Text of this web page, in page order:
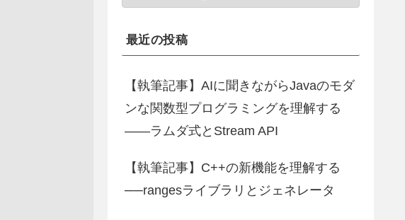
最近の投稿
【執筆記事】AIに聞きながらJavaのモダ
ンな関数型プログラミングを理解する
――ラムダ式とStream API
【執筆記事】C++の新機能を理解する
──rangesライブラリとジェネレータ